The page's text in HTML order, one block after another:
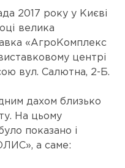
2017 року у Києві
велика
«АгроКомплекс
центрі
вул. Салютна, 2-Б.
дахом близько
На цьому
показано і
а саме: